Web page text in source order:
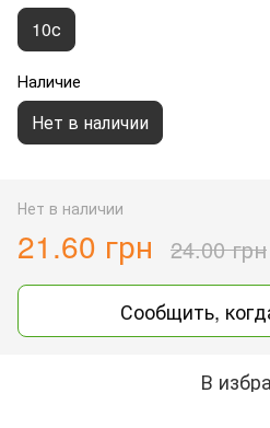
10с
Наличие
Нет в наличии
Нет в наличии
21.60 грн 24.00 грн
Сообщить,
В